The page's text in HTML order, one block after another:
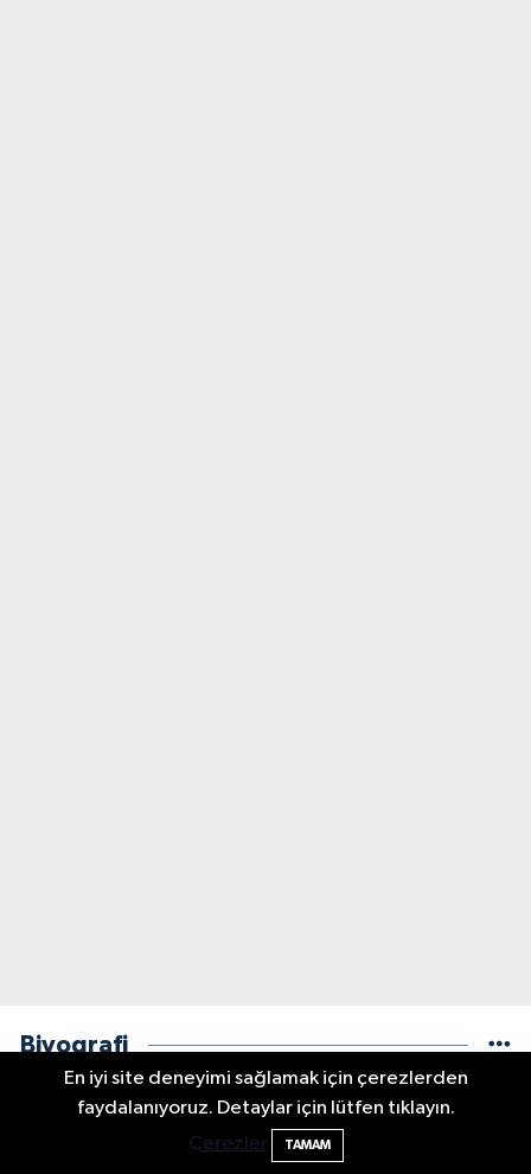
Biyografi
En iyi site deneyimi sağlamak için çerezlerden
faydalanıyoruz. Detaylar için lütfen tıklayın.
Çerezler
TAMAM
Elektrik arızasını onanırken akıma kapılan